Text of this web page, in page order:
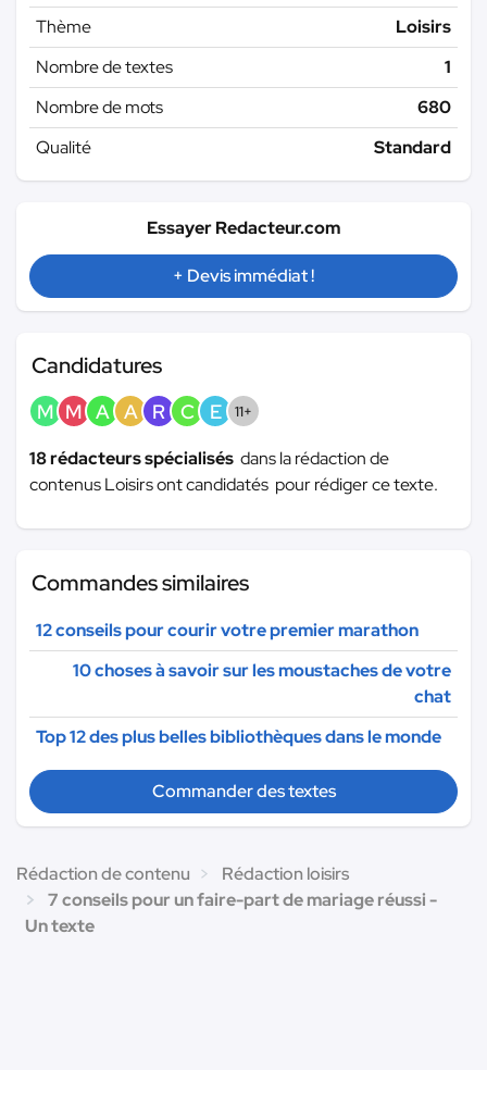
Thème
Loisirs
Nombre de textes
1
Nombre de mots
680
Qualité
Standard
Essayer Redacteur.com
+ Devis immédiat !
Candidatures
M M A A R C E 11+
18 rédacteurs spécialisés dans la rédaction de
contenus Loisirs ont candidatés pour rédiger ce texte.
Commandes similaires
12 conseils pour courir votre premier marathon
10 choses à savoir sur les moustaches de votre
chat
Top 12 des plus belles bibliothèques dans le monde
Commander des textes
Rédaction de contenu
Rédaction loisirs
7 conseils pour un faire-part de mariage réussi -
Un texte